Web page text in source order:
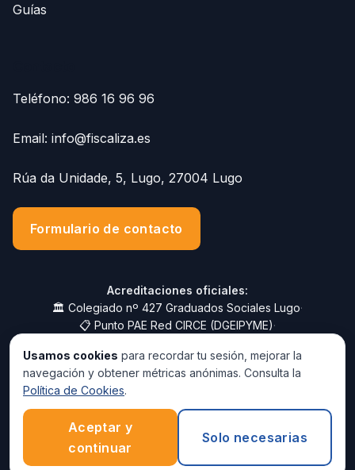
Guías
Teléfono: 986 16 96 96
Email: info@fiscaliza.es
Rúa da Unidade, 5, Lugo, 27004 Lugo
Formulario de contacto
Acreditaciones oficiales:
🏛️ Colegiado nº 427 Graduados Sociales Lugo·
📋 Punto PAE Red CIRCE (DGEIPYME)·
📑 Colaborador Social ATRIGA·
🛡️ Seguro RC Profesional CASER
© 2025 Fiscaliza.es · 986 16 96 96 · info@fiscaliza.es -
Asesoría fiscal online. +20 años asesorando autónomos.
Aviso Legal y RGPD
Política de Privacidad|Política de
Usamos cookies para recordar tu sesión, mejorar la
navegación y obtener métricas anónimas. Consulta la
Política de Cookies.
Aceptar y
continuar
Solo necesarias